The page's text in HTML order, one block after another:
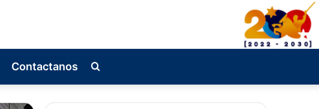
Contactanos
de